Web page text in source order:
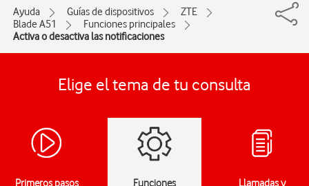
Ayuda Guías de dispositivos
ZTE
Blade A51
Funciones principales
Activa o desactiva las notificaciones
Elige el tema de tu consulta
Primeros pasos
Funciones
Llamadas y